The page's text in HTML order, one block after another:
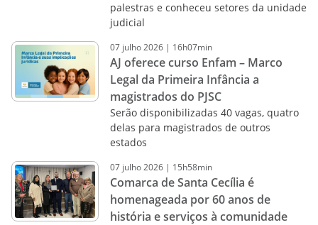
palestras e conheceu setores da unidade
judicial
07 julho2026 | 16h07min
AJ oferece curso Enfam – Marco
Legal da Primeira Infância a
magistrados do PJSC
Serão disponibilizadas 40 vagas, quatro
delas para magistrados de outros
estados
07 julho2026 | 15h58min
Comarca de Santa Cecília é
homenageada por 60 anos de
história e serviços à comunidade